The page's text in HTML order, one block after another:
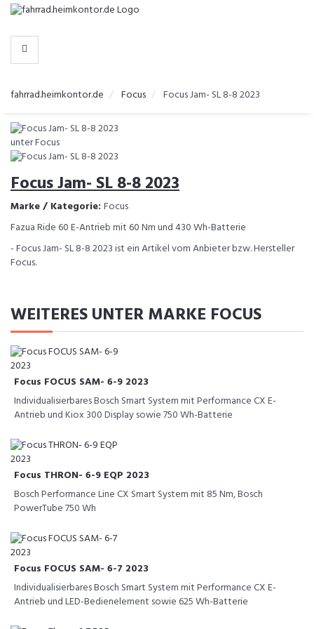
-
HERSTELLER
fahrrad.heimkontor.de Focus Focus Jam- SL 8-8 2023
Focus Jam- SL 8-8 2023
Marke / Kategorie: Focus
Fazua Ride 60 E-Antrieb mit 60 Nm und 430 Wh-Batterie
- Focus Jam- SL 8-8 2023 ist ein Artikel vom Anbieter bzw. Hersteller
Focus.
WEITERES UNTER MARKE FOCUS
Focus FOCUS SAM- 6-9 2023
Individualisierbares Bosch Smart System mit Performance CX E-
Antrieb und Kiox 300 Display sowie 750 Wh-Batterie
Focus THRON- 6-9 EQP 2023
Bosch Performance Line CX Smart System mit 85 Nm, Bosch
PowerTube 750 Wh
Focus FOCUS SAM- 6-7 2023
Individualisierbares Bosch Smart System mit Performance CX E-
Antrieb und LED-Bedienelement sowie 625 Wh-Batterie